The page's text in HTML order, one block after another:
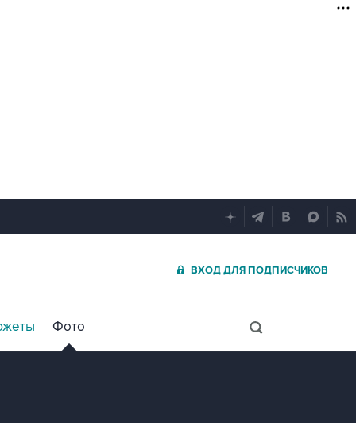
ВХОД ДЛЯ ПОДПИСЧИКОВ
Фото